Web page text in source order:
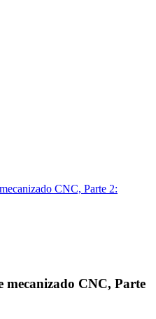
CNC, Parte 2:
mecanizado CNC, Parte